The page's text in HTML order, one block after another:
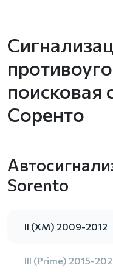
поисковая
Соренто
Sorento
II (XM) 2009-2012
III (Prime) 2015-